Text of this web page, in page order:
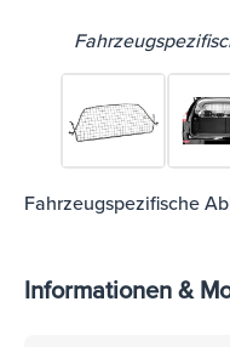
Fahrzeugspezifische
Informationen &